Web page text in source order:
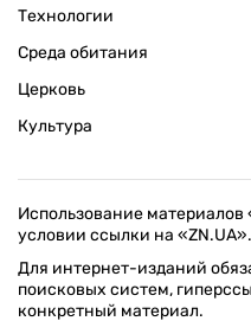
Технологии
Среда обитания
Церковь
Культура
Использование материалов
условии ссылки на «ZN.UA».
Для интернет-изданий
поисковых систем,
конкретный материал.